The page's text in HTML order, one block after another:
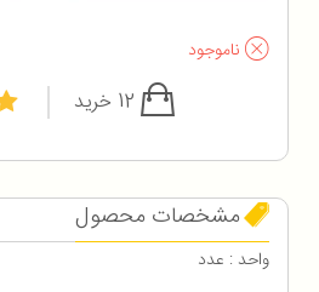
ناموجود
مشخصات محصول
واحد : عدد